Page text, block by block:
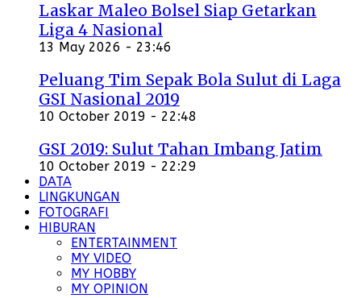
Laskar Maleo Bolsel Siap Getarkan
Liga 4 Nasional
13 May 2026 - 23:46
Peluang Tim Sepak Bola Sulut di Laga
GSI Nasional 2019
10 October 2019 - 22:48
GSI 2019: Sulut Tahan Imbang Jatim
10 October 2019 - 22:29
DATA
LINGKUNGAN
FOTOGRAFI
HIBURAN
ENTERTAINMENT
MY VIDEO
MY HOBBY
MY OPINION